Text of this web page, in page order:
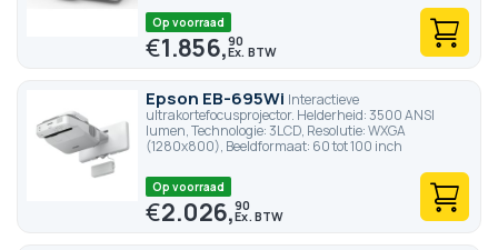
Op voorraad
€1.856,90
Epson EB-695Wi Interactieve
ultrakortefocusprojector. Helderheid: 3500 ANSI
lumen, Technologie: 3LCD, Resolutie: WXGA
(1280x800), Beeldformaat: 60 tot 100 inch
Op voorraad
€2.026,90